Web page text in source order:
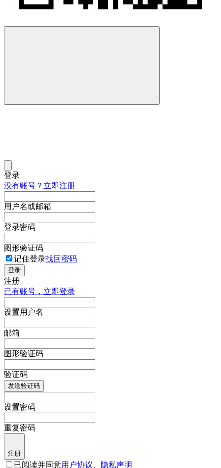
登录
没有账号？立即注册
用户名或邮箱
登录密码
图形验证码
记住登录找回密码
登录
注册
已有账号，立即登录
设置用户名
邮箱
图形验证码
验证码
发送验证码
设置密码
重复密码
注册
已阅读并同意用户协议 隐私声明